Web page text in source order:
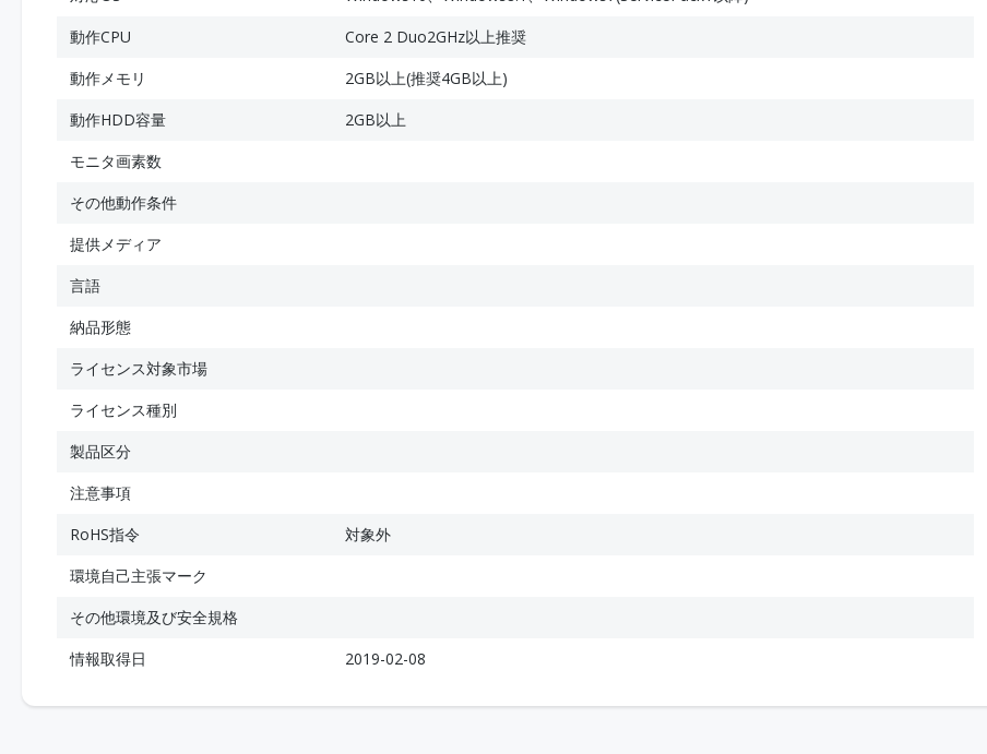
動作CPU
Core 2 Duo2GHz以上推奨
動作メモリ
2GB以上(推奨4GB以上)
動作HDD容量
2GB以上
モニタ画素数
その他動作条件
提供メディア
言語
納品形態
ライセンス対象市場
ライセンス種別
製品区分
注意事項
RoHS指令
対象外
環境自己主張マーク
その他環境及び安全規格
情報取得日
2019-02-08